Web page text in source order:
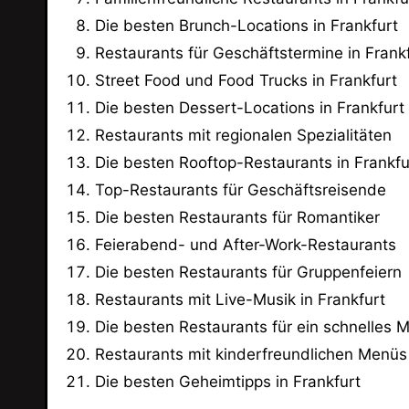
Die besten Brunch-Locations in Frankfurt
Restaurants für Geschäftstermine in
Street Food und Food Trucks in Frankfurt
Die besten Dessert-Locations in Frankfurt
Restaurants mit regionalen Spezialitäten
Die besten Rooftop-Restaurants in
Top-Restaurants für Geschäftsreisende
Die besten Restaurants für Romantiker
Feierabend- und After-Work-Restaurants
Die besten Restaurants für Gruppenfeiern
Restaurants mit Live-Musik in Frankfurt
Die besten Restaurants für ein schnelles
Restaurants mit kinderfreundlichen Menüs
Die besten Geheimtipps in Frankfurt